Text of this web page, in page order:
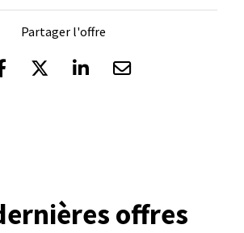
Partager l'offre
offres